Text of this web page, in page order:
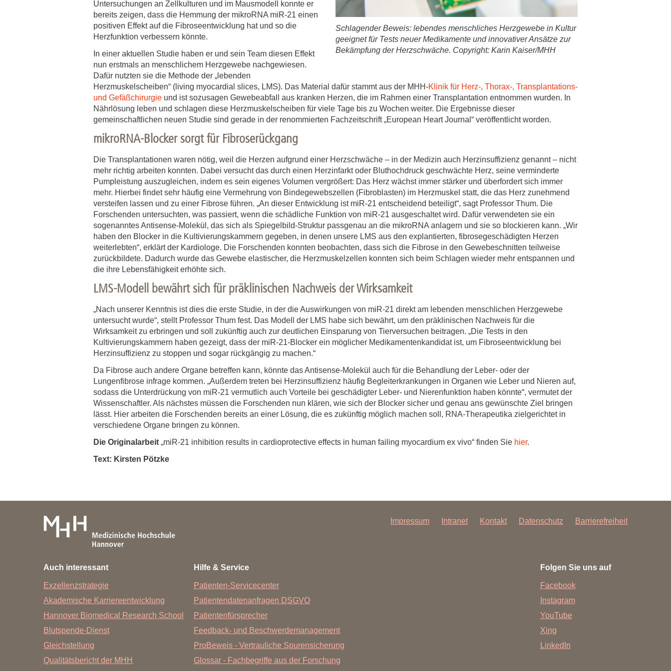
Schlagender Beweis: lebendes menschliches Herzgewebe in Kultur
geeignet für Tests neuer Medikamente und innovativer Ansätze zur
Bekämpfung der Herzschwäche. Copyright: Karin Kaiser/MHH
Untersuchungen an Zellkulturen und im Mausmodell konnte er
bereits zeigen, dass die Hemmung der mikroRNA miR-21 einen
positiven Effekt auf die Fibroseentwicklung hat und so die
Herzfunktion verbessern könnte.
In einer aktuellen Studie haben er und sein Team diesen Effekt
nun erstmals an menschlichem Herzgewebe nachgewiesen.
Dafür nutzten sie die Methode der „lebenden
Herzmuskelscheiben“ (living myocardial slices, LMS). Das Material dafür stammt aus der MHH-Klinik für Herz-, Thorax-, Transplantations-
und Gefäßchirurgie und ist sozusagen Gewebeabfall aus kranken Herzen, die im Rahmen einer Transplantation entnommen wurden. In
Nährlösung leben und schlagen diese Herzmuskelscheiben für viele Tage bis zu Wochen weiter. Die Ergebnisse dieser
gemeinschaftlichen neuen Studie sind gerade in der renommierten Fachzeitschrift „European Heart Journal“ veröffentlicht worden.
mikroRNA-Blocker sorgt für Fibroserückgang
Die Transplantationen waren nötig, weil die Herzen aufgrund einer Herzschwäche – in der Medizin auch Herzinsuffizienz genannt – nicht
mehr richtig arbeiten konnten. Dabei versucht das durch einen Herzinfarkt oder Bluthochdruck geschwächte Herz, seine verminderte
Pumpleistung auszugleichen, indem es sein eigenes Volumen vergrößert: Das Herz wächst immer stärker und überfordert sich immer
mehr. Hierbei findet sehr häufig eine Vermehrung von Bindegewebszellen (Fibroblasten) im Herzmuskel statt, die das Herz zunehmend
versteifen lassen und zu einer Fibrose führen. „An dieser Entwicklung ist miR-21 entscheidend beteiligt“, sagt Professor Thum. Die
Forschenden untersuchten, was passiert, wenn die schädliche Funktion von miR-21 ausgeschaltet wird. Dafür verwendeten sie ein
sogenanntes Antisense-Molekül, das sich als Spiegelbild-Struktur passgenau an die mikroRNA anlagern und sie so blockieren kann. „Wir
haben den Blocker in die Kultivierungskammern gegeben, in denen unsere LMS aus den explantierten, fibrosegeschädigten Herzen
weiterlebten“, erklärt der Kardiologe. Die Forschenden konnten beobachten, dass sich die Fibrose in den Gewebeschnitten teilweise
zurückbildete. Dadurch wurde das Gewebe elastischer, die Herzmuskelzellen konnten sich beim Schlagen wieder mehr entspannen und
die ihre Lebensfähigkeit erhöhte sich.
LMS-Modell bewährt sich für präklinischen Nachweis der Wirksamkeit
„Nach unserer Kenntnis ist dies die erste Studie, in der die Auswirkungen von miR-21 direkt am lebenden menschlichen Herzgewebe
untersucht wurde“, stellt Professor Thum fest. Das Modell der LMS habe sich bewährt, um den präklinischen Nachweis für die
Wirksamkeit zu erbringen und soll zukünftig auch zur deutlichen Einsparung von Tierversuchen beitragen. „Die Tests in den
Kultivierungskammern haben gezeigt, dass der miR-21-Blocker ein möglicher Medikamentenkandidat ist, um Fibroseentwicklung bei
Herzinsuffizienz zu stoppen und sogar rückgängig zu machen.“
Da Fibrose auch andere Organe betreffen kann, könnte das Antisense-Molekül auch für die Behandlung der Leber- oder der
Lungenfibrose infrage kommen. „Außerdem treten bei Herzinsuffizienz häufig Begleiterkrankungen in Organen wie Leber und Nieren auf,
sodass die Unterdrückung von miR-21 vermutlich auch Vorteile bei geschädigter Leber- und Nierenfunktion haben könnte“, vermutet der
Wissenschaftler. Als nächstes müssen die Forschenden nun klären, wie sich der Blocker sicher und genau ans gewünschte Ziel bringen
lässt. Hier arbeiten die Forschenden bereits an einer Lösung, die es zukünftig möglich machen soll, RNA-Therapeutika zielgerichtet in
verschiedene Organe bringen zu können.
Die Originalarbeit „miR-21 inhibition results in cardioprotective effects in human failing myocardium ex vivo“ finden Sie hier.
Text: Kirsten Pötzke
Impressum Intranet Kontakt Datenschutz Barrierefreiheit
Auch interessant
Exzellenzstrategie
Akademische Karriereentwicklung
Hannover Biomedical Research School
Blutspende-Dienst
Gleichstellung
Qualitätsbericht der MHH
Hilfe & Service
Patienten-Servicecenter
Patientendatenanfragen DSGVO
Patientenfürsprecher
Feedback- und Beschwerdemanagement
ProBeweis - Vertrauliche Spurensicherung
Glossar - Fachbegriffe aus der Forschung
Folgen Sie uns auf
Facebook
Instagram
YouTube
Xing
LinkedIn